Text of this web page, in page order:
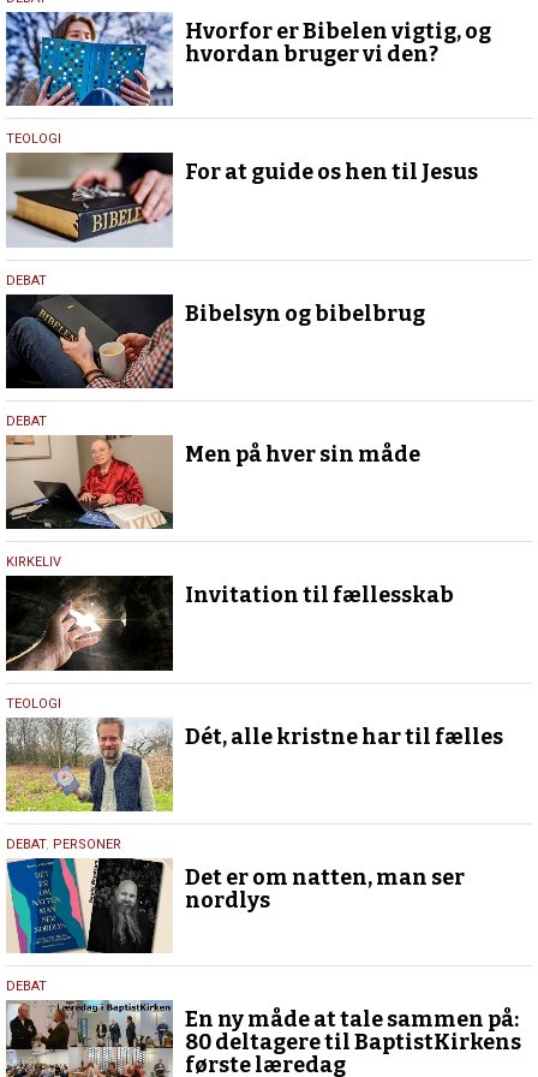
februar
2026
Hvorfor er Bibelen vigtig, og
hvordan bruger vi den?
11.
februar
2026
TEOLOGI
For at guide os hen til Jesus
11.
februar
2026
DEBAT
Bibelsyn og bibelbrug
11.
februar
2026
DEBAT
Men på hver sin måde
11.
februar
2026
KIRKELIV
Invitation til fællesskab
11.
februar
2026
TEOLOGI
Dét, alle kristne har til fælles
8.
februar
2026
DEBAT, PERSONER
Det er om natten, man ser
nordlys
3.
februar
2026
DEBAT
En ny måde at tale sammen på:
80 deltagere til BaptistKirkens
første læredag